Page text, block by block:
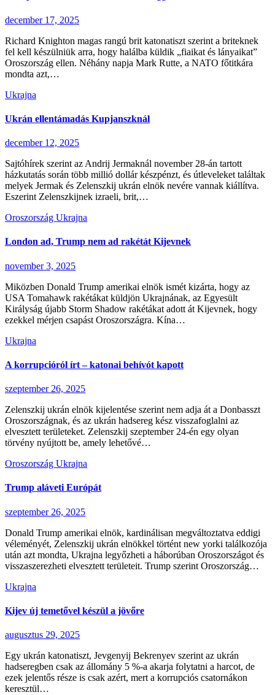
december 17, 2025
Richard Knighton magas rangú brit katonatiszt szerint a briteknek
fel kell készülniük arra, hogy halálba küldik „fiaikat és lányaikat”
Oroszország ellen. Néhány napja Mark Rutte, a NATO főtitkára
mondta azt,…
Ukrajna
Ukrán ellentámadás Kupjanszknál
december 12, 2025
Sajtóhírek szerint az Andrij Jermaknál november 28-án tartott
házkutatás során több millió dollár készpénzt, és útleveleket találtak
melyek Jermak és Zelenszkij ukrán elnök nevére vannak kiállítva.
Eszerint Zelenszkijnek izraeli, brit,…
Oroszország Ukrajna
London ad, Trump nem ad rakétát Kijevnek
november 3, 2025
Miközben Donald Trump amerikai elnök ismét kizárta, hogy az
USA Tomahawk rakétákat küldjön Ukrajnának, az Egyesült
Királyság újabb Storm Shadow rakétákat adott át Kijevnek, hogy
ezekkel mérjen csapást Oroszországra. Kína…
Ukrajna
A korrupcióról írt – katonai behívót kapott
szeptember 26, 2025
Zelenszkij ukrán elnök kijelentése szerint nem adja át a Donbasszt
Oroszországnak, és az ukrán hadsereg kész visszafoglalni az
elvesztett területeket. Zelenszkij szeptember 24-én egy olyan
törvény nyújtott be, amely lehetővé…
Oroszország Ukrajna
Trump aláveti Európát
szeptember 26, 2025
Donald Trump amerikai elnök, kardinálisan megváltoztatva eddigi
véleményét, Zelenszkij ukrán elnökkel történt new yorki találkozója
után azt mondta, Ukrajna legyőzheti a háborúban Oroszországot és
visszaszerezheti elvesztett területeit. Trump szerint Oroszország…
Ukrajna
Kijev új temetővel készül a jövőre
augusztus 29, 2025
Egy ukrán katonatiszt, Jevgenyij Bekrenyev szerint az ukrán
hadseregben csak az állomány 5 %-a akarja folytatni a harcot, de
ezek jelentős része is csak azért, mert a korrupciós csatornákon
keresztül…